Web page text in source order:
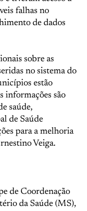
falhas no
de dados
sobre as
no sistema do
estão
informações são
saúde,
de Saúde
para a melhoria
Veiga.
de Coordenação
da Saúde (MS),